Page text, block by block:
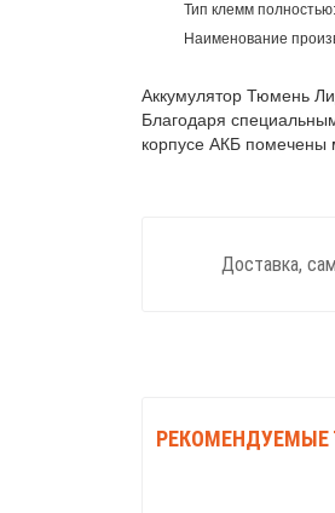
Тип клемм полностью:
Наименование
Аккумулятор Тюмень
Благодаря
корпусе АКБ помечены
Доставка,
РЕКОМЕНДУЕМЫЕ